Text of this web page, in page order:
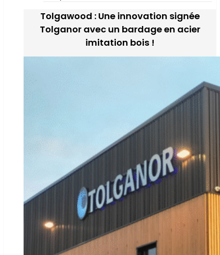
Tolgawood : Une innovation signée
Tolganor avec un bardage en acier
imitation bois !